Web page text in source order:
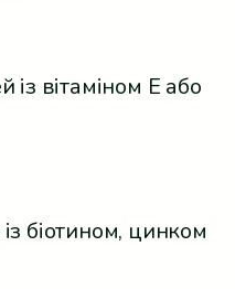
із вітаміном Е або
біотином, цинком